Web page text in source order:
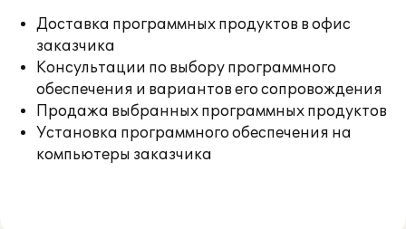
Доставка программных продуктов в офис
заказчика
Консультации по выбору программного
обеспечения и вариантов его сопровождения
Продажа выбранных программных продуктов
Установка программного обеспечения на
компьютеры заказчика